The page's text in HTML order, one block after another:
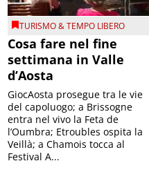
TURISMO & TEMPO LIBERO
Cosa fare nel fine
settimana in Valle
d’Aosta
GiocAosta prosegue tra le vie
del capoluogo; a Brissogne
entra nel vivo la Feta de
l’Oumbra; Etroubles ospita la
Veillà; a Chamois tocca al
Festival A...